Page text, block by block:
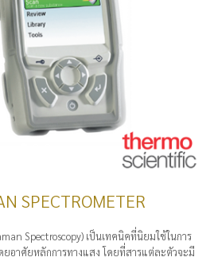
SPECTROMETER
Spectroscopy) เป็นเทคนิคที่นิยมใช้ในการ
อาศัยหลักการทางแสง โดยที่สารแต่ละตัวจะมี